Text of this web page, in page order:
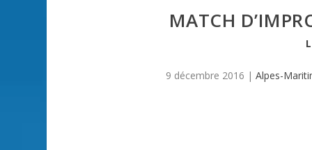
MATCH
9 décembre 2016 | Alpes-